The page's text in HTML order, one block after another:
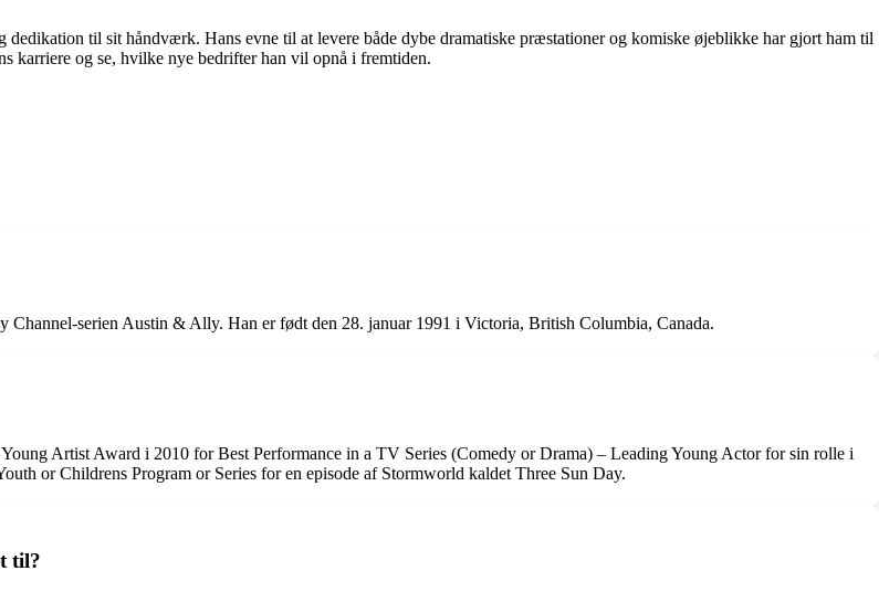
til sit håndværk. Hans evne til at levere både dybe dramatiske præstationer og komiske øjeblikke har gjort ham til
karriere og se, hvilke nye bedrifter han vil opnå i fremtiden.
serien Austin & Ally. Han er født den 28. januar 1991 i Victoria, British Columbia, Canada.
Artist Award i 2010 for Best Performance in a TV Series (Comedy or Drama) – Leading Young Actor for sin rolle i
or Childrens Program or Series for en episode af Stormworld kaldet Three Sun Day.
til?